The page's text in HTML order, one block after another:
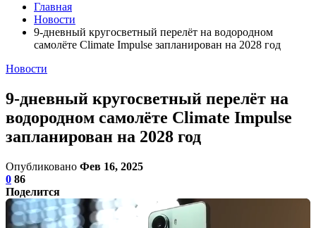
Главная
Новости
9-дневный кругосветный перелёт на водородном
самолёте Climate Impulse запланирован на 2028 год
Новости
9-дневный кругосветный перелёт на
водородном самолёте Climate Impulse
запланирован на 2028 год
Опубликовано Фев 16, 2025
0 86
Поделится